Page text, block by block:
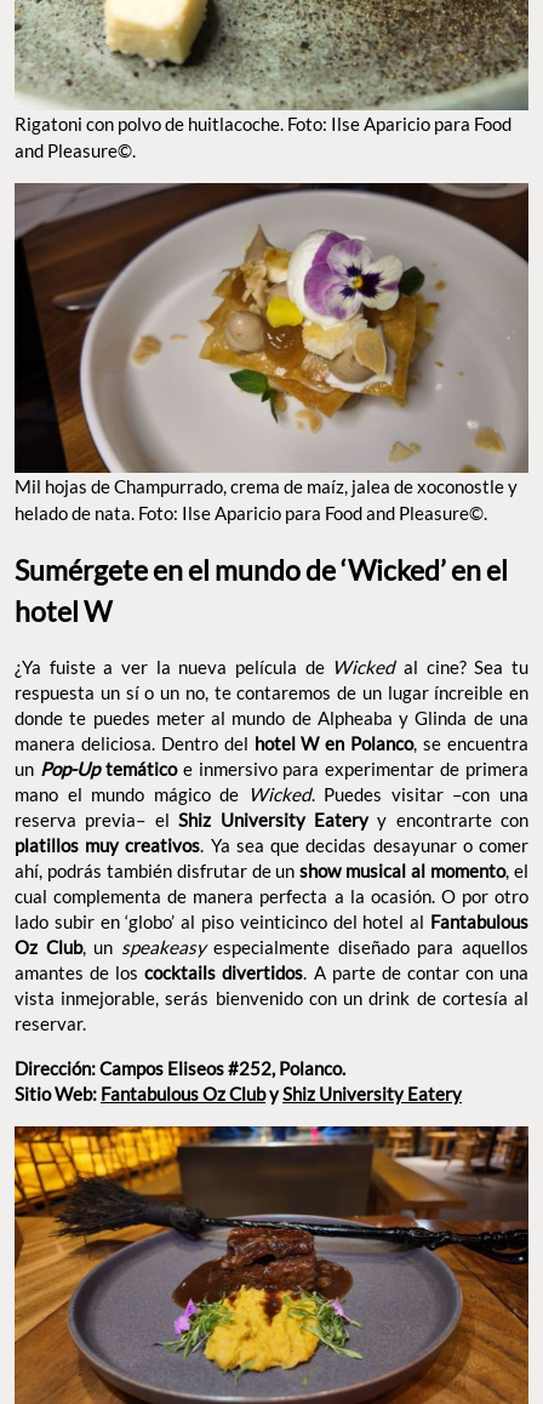
MIL HOJAS DE CHAMPURRADO, CREMA DE MAÍZ, JALEA DE XOCONOSTLE Y
HELADO DE NATA. FOTO: ILSE APARICIO PARA FOOD AND PLEASURE©.
Sumérgete en el mundo de ‘Wicked’ en el hotel W
¿Ya fuiste a ver la nueva película deWickedal cine? Sea tu
respuesta un sí o un no, te contaremos de un lugar íncreible en
donde te puedes meter al mundo de Alpheaba y Glinda de una
manera deliciosa. Dentro delhotel W en Polanco, se encuentra
Pop-Up
e inmersivo para experimentar de primera
mano el mundo mágico de
. Puedes visitar –con una
reserva previa– elShiz University Eatery y encontrarte con
platillos muy creativos. Ya sea que decidas desayunar o comer
ahí, podrás también disfrutar de unshow musical al momento
lado subir en ‘globo’ al piso veinticinco del hotel alFantabulous
amantes de los
reservar.
Dirección: Campos Eliseos #252, Polanco.
Sitio Web:Fantabulous Oz ClubyShiz University Eatery
‘FLOATING OVER OZ SHORT-RIB’. FOTO: ILSE APARICIO PARA FOOD AND
SPEAKEASY. FOTO: ILSE APARICIO PARA FOOD AND PLEASURE©.